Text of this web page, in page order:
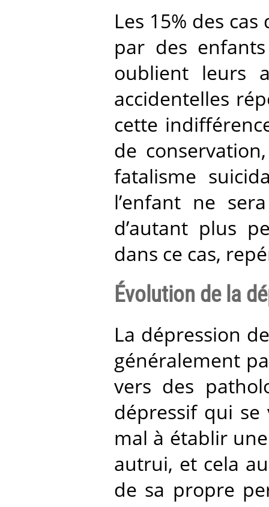
Les 15% des
par des
oublient leurs
accidentelles
cette
de
fatalisme
l’enfant ne
d’autant plus
dans ce cas,
Évolution de la
La dépression
généralement
vers des
dépressif qui se
mal à établir
autrui, et cela
de sa propre